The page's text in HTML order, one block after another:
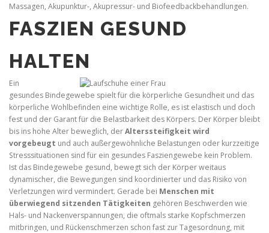
Massagen, Akupunktur-, Akupressur- und Biofeedbackbehandlungen.
FASZIEN GESUND
HALTEN
Ein
gesundes Bindegewebe spielt für die körperliche Gesundheit und das
körperliche Wohlbefinden eine wichtige Rolle, es ist elastisch und doch
fest und der Garant für die Belastbarkeit des Körpers. Der Körper bleibt
bis ins hohe Alter beweglich, derAlterssteifigkeit wird
vorgebeugt und auch außergewöhnliche Belastungen oder kurzzeitige
Stresssituationen sind für ein gesundes Fasziengewebe kein Problem.
Ist das Bindegewebe gesund, bewegt sich der Körper weitaus
dynamischer, die Bewegungen sind koordinierter und das Risiko von
Verletzungen wird vermindert. Gerade bei Menschen mit
überwiegend sitzenden Tätigkeiten gehören Beschwerden wie
Hals- und Nackenverspannungen, die oftmals starke Kopfschmerzen
mitbringen, und Rückenschmerzen schon fast zur Tagesordnung, mit